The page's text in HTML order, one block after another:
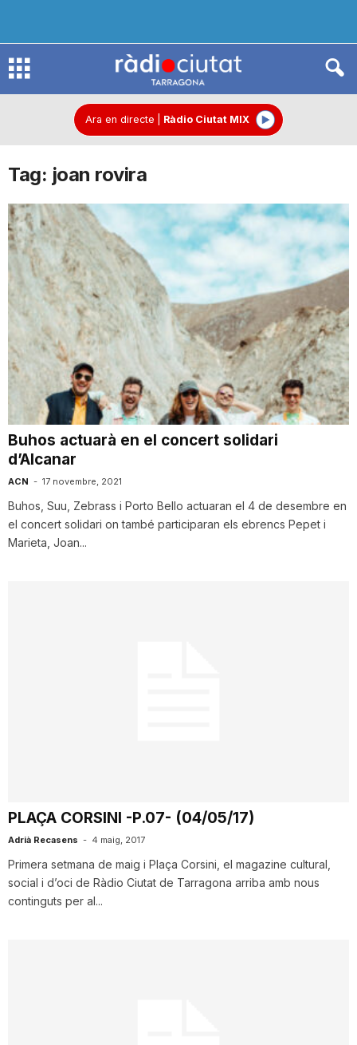
R
d
i
o
i
u
a
r
r
Ara en directe Ràdio Ciutat MIX
Tag: joan rovira
Buhos actuarà en el concert solidari
d’Alcanar
ACN - 17 novembre, 2021
Buhos, Suu, Zebrass i Porto Bello actuaran el 4 de desembre en
el concert solidari on també participaran els ebrencs Pepet i
Marieta, Joan...
PLAÇA CORSINI -P.07- (04/05/17)
Adrià Recasens - 4 maig, 2017
Primera setmana de maig i Plaça Corsini, el magazine cultural,
social i d’oci de Ràdio Ciutat de Tarragona arriba amb nous
continguts per al...